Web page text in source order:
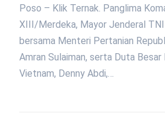
Poso – Klik Ternak. Panglima
XIII/Merdeka, Mayor Jenderal TNI
bersama Menteri Pertanian
Amran Sulaiman, serta Duta
Vietnam, Denny Abdi,…